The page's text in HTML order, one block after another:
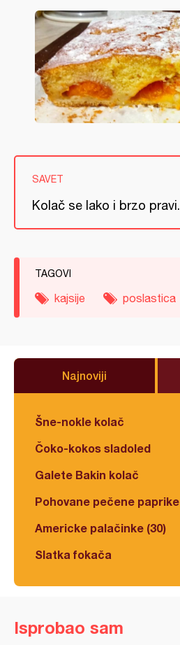
SAVET
Kolač se lako i brzo pravi.
TAGOVI
kajsije poslastica
Najnoviji
Šne-nokle kolač
Čoko-kokos sladoled
Galete Bakin kolač
Pohovane pečene paprike
Americke palačinke (30)
Slatka fokača
Isprobao sam